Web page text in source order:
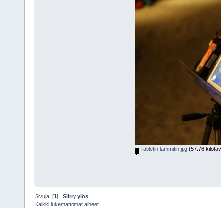
Tabletin lämmitin.jpg(57.76
Sivuja: [1]Siirry ylös
Kaikki lukemattomat aiheet